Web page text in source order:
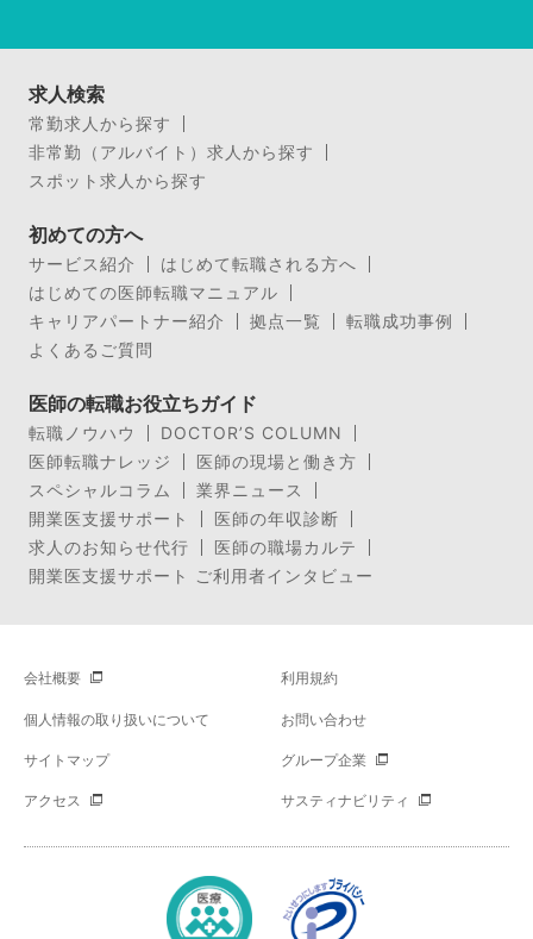
求人検索
常勤求人から探す
非常勤（アルバイト）求人から探す
スポット求人から探す
初めての方へ
サービス紹介
はじめて転職される方へ
はじめての医師転職マニュアル
キャリアパートナー紹介
拠点一覧
転職成功事例
よくあるご質問
医師の転職お役立ちガイド
転職ノウハウ
DOCTOR’S COLUMN
医師転職ナレッジ
医師の現場と働き方
スペシャルコラム
業界ニュース
開業医支援サポート
医師の年収診断
求人のお知らせ代行
医師の職場カルテ
開業医支援サポート ご利用者インタビュー
会社概要 利用規約
個人情報の取り扱いについて お問い合わせ
サイトマップ グループ企業
アクセス サスティナビリティ